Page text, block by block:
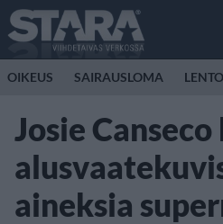
OIKEUS SAIRAUSLOMA
Josie
aineksia